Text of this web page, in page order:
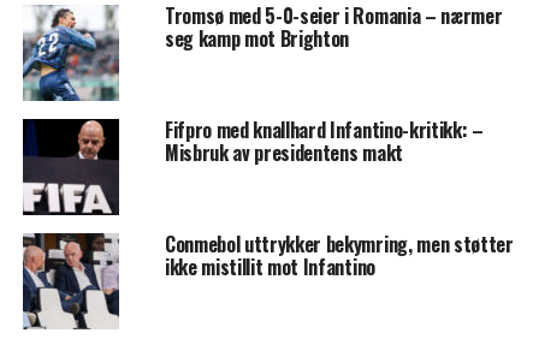
Tromsø med 5-0-seier i Romania – nærmer
seg kamp mot Brighton
Fifpro med knallhard Infantino-kritikk: –
Misbruk av presidentens makt
Conmebol uttrykker bekymring, men støtter
ikke mistillit mot Infantino